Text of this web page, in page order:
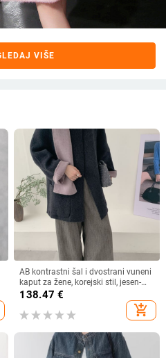
VIŠE
AB kontrastni šal i dvostrani vuneni
kaput za žene, korejski stil, jesen-
zima 2025
138.47 €
add_shopping_cart